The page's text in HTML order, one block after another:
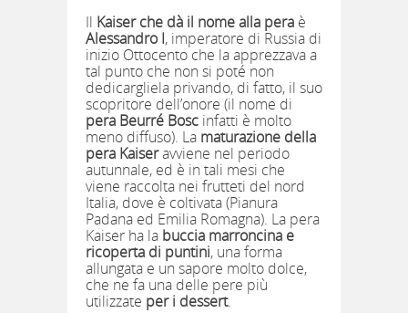
Il Kaiser che dà il nome alla pera è
Alessandro I, imperatore di Russia di
inizio Ottocento che la apprezzava a
tal punto che non si poté non
dedicargliela privando, di fatto, il suo
scopritore dell’onore (il nome di
pera Beurré Bosc infatti è molto
meno diffuso). La maturazione della
pera Kaiseravviene nel periodo
autunnale, ed è in tali mesi che
viene raccolta nei frutteti del nord
Italia, dove è coltivata (Pianura
Padana ed Emilia Romagna). La pera
Kaiser ha la buccia marroncina e
ricoperta di puntini, una forma
allungata e un sapore molto dolce,
che ne fa una delle pere più
utilizzate per i dessert.